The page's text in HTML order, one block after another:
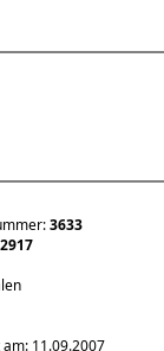
3633
2917
11.09.2007